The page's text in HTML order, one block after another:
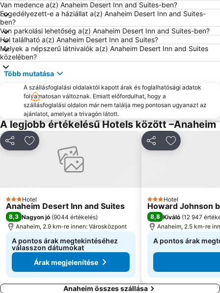
Van medence a(z) Anaheim Desert Inn and Suites-ben?
Engedélyezett-e a háziállat a(z) Anaheim Desert Inn and Suites-
ben?
Van parkolási lehetőség a(z) Anaheim Desert Inn and Suites-ben?
Hol található a(z) Anaheim Desert Inn and Suites?
Melyek a népszerű látnivalók a(z) Anaheim Desert Inn and Suites
közelében?
Több mutatása
A szállásfoglalási oldalaktól kapott árak és foglalhatósági adatok
folyamatosan változnak. Emiatt előfordulhat, hogy a
szállásfoglalási oldalon már nem találja meg pontosan ugyanazt az
ajánlatot, amelyet a trivagón látott.
A legjobb értékelésű Hotels között –Anaheim
MegosztásHozzáadás a kedvencekhez
3 Kategória
Hotel
Anaheim Desert Inn and Suites
8,3 Nagyon jó (9044 értékelés)
Anaheim, 2.9 km-re innen: Városközpont
A pontos árak megtekintéséhez
válasszon dátumokat
Árak megjelenítése
MegosztásHozzáadás
3 Kategória
Hotel
Howard Johnson
8,8 Kiváló (12 947
Anaheim, 2.5 km-re
A pontos árak
Anaheim összes szállása